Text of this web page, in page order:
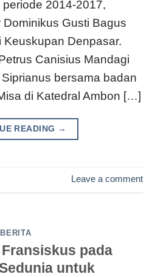
2014-2017,
Gusti Bagus
Keuskupan Denpasar.
Canisius Mandagi
bersama badan
di Katedral Ambon […]
READING →
Leave a comment
BERITA
pada
untuk